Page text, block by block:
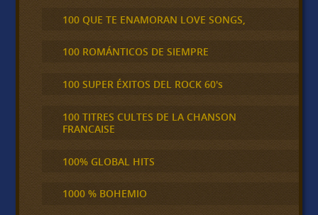
100 QUE TE ENAMORAN LOVE SONGS,
100 ROMÁNTICOS DE SIEMPRE
100 SUPER ÉXITOS DEL ROCK 60's
100 TITRES CULTES DE LA CHANSON
FRANCAISE
100% GLOBAL HITS
1000 % BOHEMIO